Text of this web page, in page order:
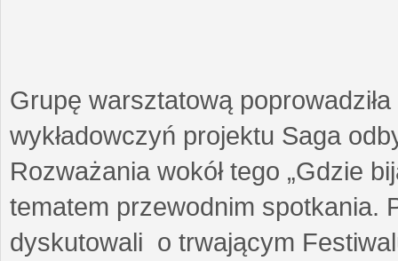
Grupę warsztatową
wykładowczyń projektu Saga
Rozważania wokół tego „Gdzie
tematem przewodnim spotkania.
dyskutowali o trwającym